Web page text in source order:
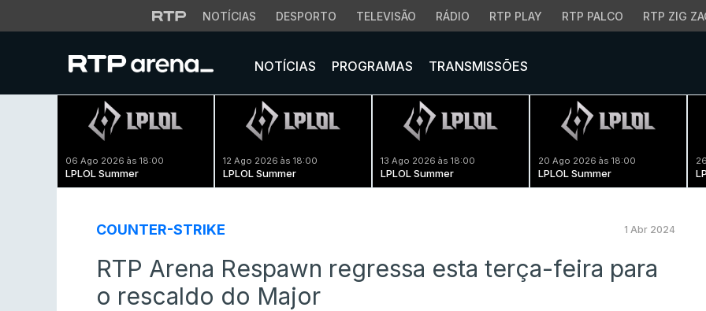
NOTÍCIAS DESPORTO TELEVISÃO RÁDIO RTP PLAY RTP PALCO RTP ZIG
NOTÍCIAS PROGRAMAS TRANSMISSÕES
06 Ago 2026 às 18:00
LPLOL Summer
12 Ago 2026 às 18:00
LPLOL Summer
13 Ago 2026 às 18:00
LPLOL Summer
20 Ago 2026 às 18:00
LPLOL Summer
COUNTER-STRIKE 1 Abr 2024
RTP Arena Respawn regressa esta terça-feira para
o rescaldo do Major